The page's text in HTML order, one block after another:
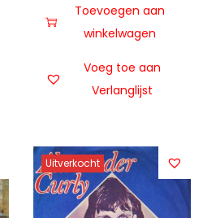
Toevoegen aan
winkelwagen
Voeg toe aan
Verlanglijst
Uitverkocht